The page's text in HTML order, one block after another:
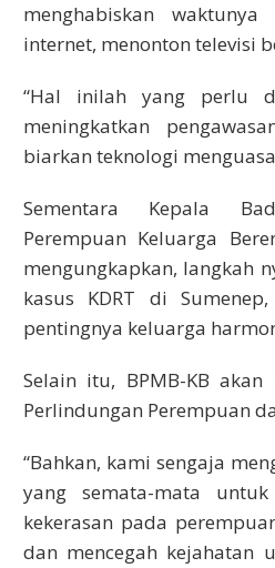
menghabiskan
internet, menonton televisi
“Hal inilah yang perlu
meningkatkan
biarkan teknologi
Sementara Kepala
Perempuan Keluarga
mengungkapkan, langkah
kasus KDRT di
pentingnya keluarga
Selain itu, BPMB-KB
Perlindungan Perempuan
“Bahkan, kami sengaja
yang semata-mata
kekerasan pada
dan mencegah kejahatan